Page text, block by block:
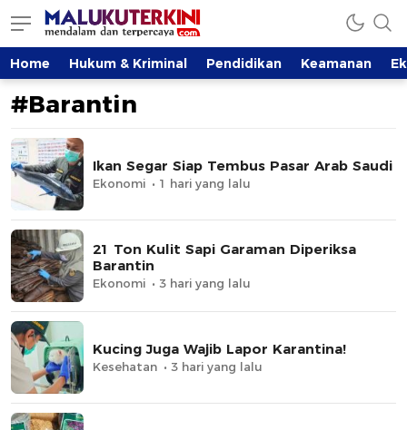
MalukuTerkini.com
Terkini, Mendalam dan Terpercaya
Home Hukum & Kriminal Pendidikan Keamanan
#Barantin
Ikan Segar Siap Tembus Pasar Arab Saudi
Ekonomi 1 hari yang lalu
21 Ton Kulit Sapi Garaman Diperiksa
Barantin
Ekonomi 3 hari yang lalu
Kucing Juga Wajib Lapor Karantina!
Kesehatan 3 hari yang lalu